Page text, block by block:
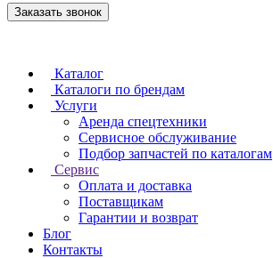
Заказать звонок
Каталог
Каталоги по брендам
Услуги
Аренда спецтехники
Сервисное обслуживание
Подбор запчастей по каталогам
Сервис
Оплата и доставка
Поставщикам
Гарантии и возврат
Блог
Контакты